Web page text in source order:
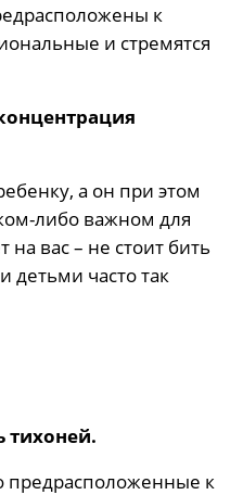
к
и стремятся
а он при этом
либо важном для
на вас – не стоит бить
детьми часто так
тихоней.
предрасположенные к